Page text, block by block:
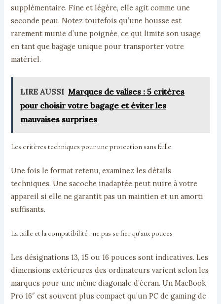
supplémentaire. Fine et légère, elle agit comme une
seconde peau. Notez toutefois qu’une housse est
rarement munie d’une poignée, ce qui limite son usage
en tant que bagage unique pour transporter votre
matériel.
LIRE AUSSI Marques de valises : 5 critères
pour choisir votre bagage et éviter les
mauvaises surprises
Les critères techniques pour une protection sans faille
Une fois le format retenu, examinez les détails
techniques. Une sacoche inadaptée peut nuire à votre
appareil si elle ne garantit pas un maintien et un amorti
suffisants.
La taille et la compatibilité : ne pas se fier qu’aux pouces
Les désignations 13, 15 ou 16 pouces sont indicatives. Les
dimensions extérieures des ordinateurs varient selon les
marques pour une même diagonale d’écran. Un MacBook
Pro 16″ est souvent plus compact qu’un PC de gaming de